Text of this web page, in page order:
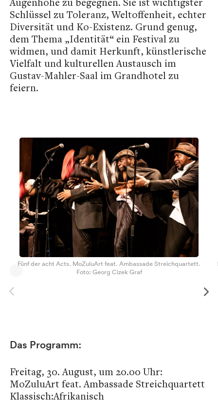
Schlüssel zu Toleranz, Weltoffenheit, echter
Diversität und Ko-Existenz. Grund genug,
dem Thema „Identität“ ein Festival zu
widmen, und damit Herkunft, künstlerische
Vielfalt und kulturellen Austausch im
Gustav-Mahler-Saal im Grandhotel zu
feiern.
Fünf der acht Acts. MoZuluArt feat. Ambassade Streichquartett.
Foto: Georg Cizek Graf
Das Programm:
Freitag, 30. August, um 20.00 Uhr:
MoZuluArt feat. Ambassade Streichquartett
Klassisch:Afrikanisch